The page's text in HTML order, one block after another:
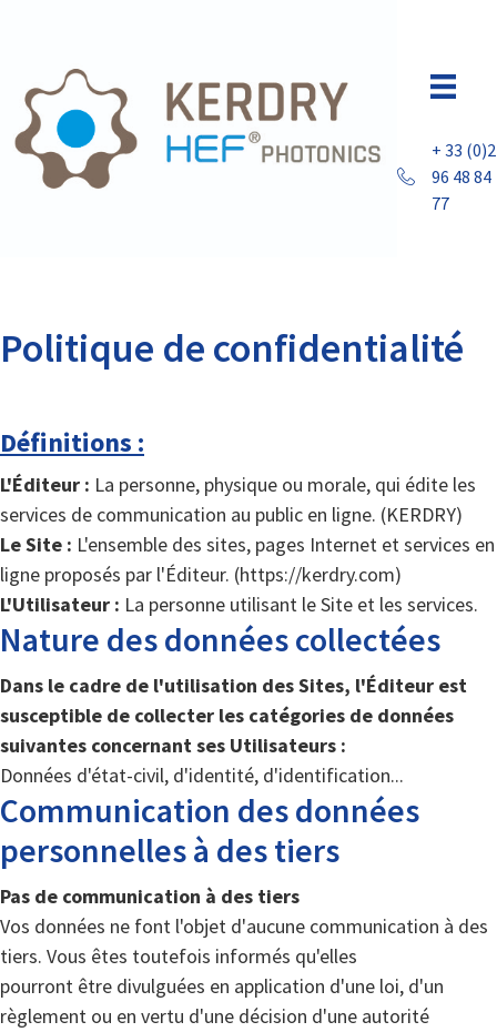
content
+ 33 (0)2
96 48 84
77
Politique de confidentialité
Définitions :
L'Éditeur : La personne, physique ou morale, qui édite les
services de communication au public en ligne. (KERDRY)
Le Site : L'ensemble des sites, pages Internet et services en
ligne proposés par l'Éditeur. (https://kerdry.com)
L'Utilisateur : La personne utilisant le Site et les services.
Nature des données collectées
Dans le cadre de l'utilisation des Sites, l'Éditeur est
susceptible de collecter les catégories de données
suivantes concernant ses Utilisateurs :
Données d'état-civil, d'identité, d'identification...
Communication des données
personnelles à des tiers
Pas de communication à des tiers
Vos données ne font l'objet d'aucune communication à des
tiers. Vous êtes toutefois informés qu'elles
pourront être divulguées en application d'une loi, d'un
règlement ou en vertu d'une décision d'une autorité